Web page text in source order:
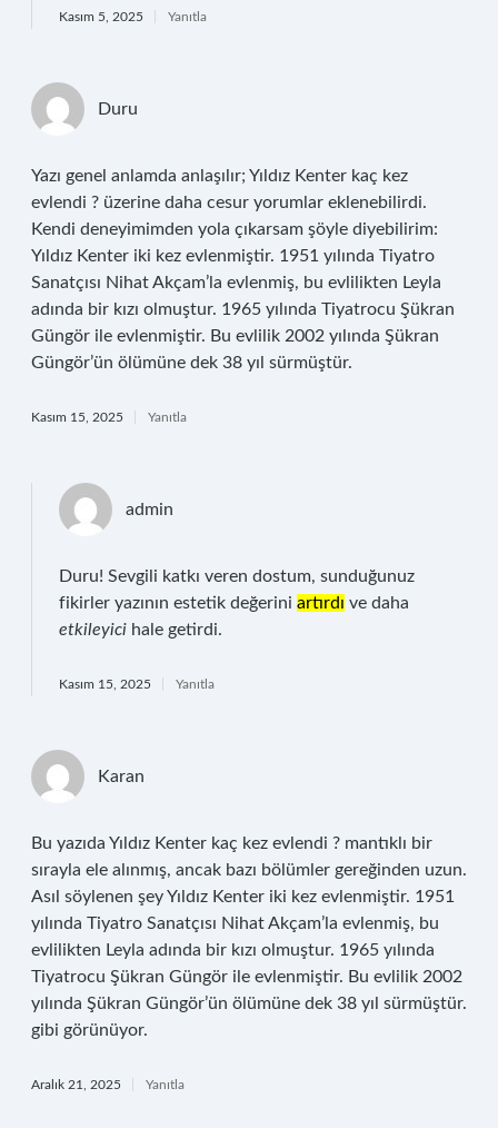
Kasım 5, 2025 Yanıtla
Duru
Yazı genel anlamda anlaşılır; Yıldız Kenter kaç kez
evlendi ? üzerine daha cesur yorumlar eklenebilirdi.
Kendi deneyimimden yola çıkarsam şöyle diyebilirim:
Yıldız Kenter iki kez evlenmiştir. 1951 yılında Tiyatro
Sanatçısı Nihat Akçam’la evlenmiş, bu evlilikten Leyla
adında bir kızı olmuştur. 1965 yılında Tiyatrocu Şükran
Güngör ile evlenmiştir. Bu evlilik 2002 yılında Şükran
Güngör’ün ölümüne dek 38 yıl sürmüştür.
Kasım 15, 2025 Yanıtla
admin
Duru! Sevgili katkı veren dostum, sunduğunuz
fikirler yazının estetik değerini artırdı ve daha
etkileyici hale getirdi.
Kasım 15, 2025 Yanıtla
Karan
Bu yazıda Yıldız Kenter kaç kez evlendi ? mantıklı bir
sırayla ele alınmış, ancak bazı bölümler gereğinden uzun.
Asıl söylenen şey Yıldız Kenter iki kez evlenmiştir. 1951
yılında Tiyatro Sanatçısı Nihat Akçam’la evlenmiş, bu
evlilikten Leyla adında bir kızı olmuştur. 1965 yılında
Tiyatrocu Şükran Güngör ile evlenmiştir. Bu evlilik 2002
yılında Şükran Güngör’ün ölümüne dek 38 yıl sürmüştür.
gibi görünüyor.
Aralık 21, 2025 Yanıtla